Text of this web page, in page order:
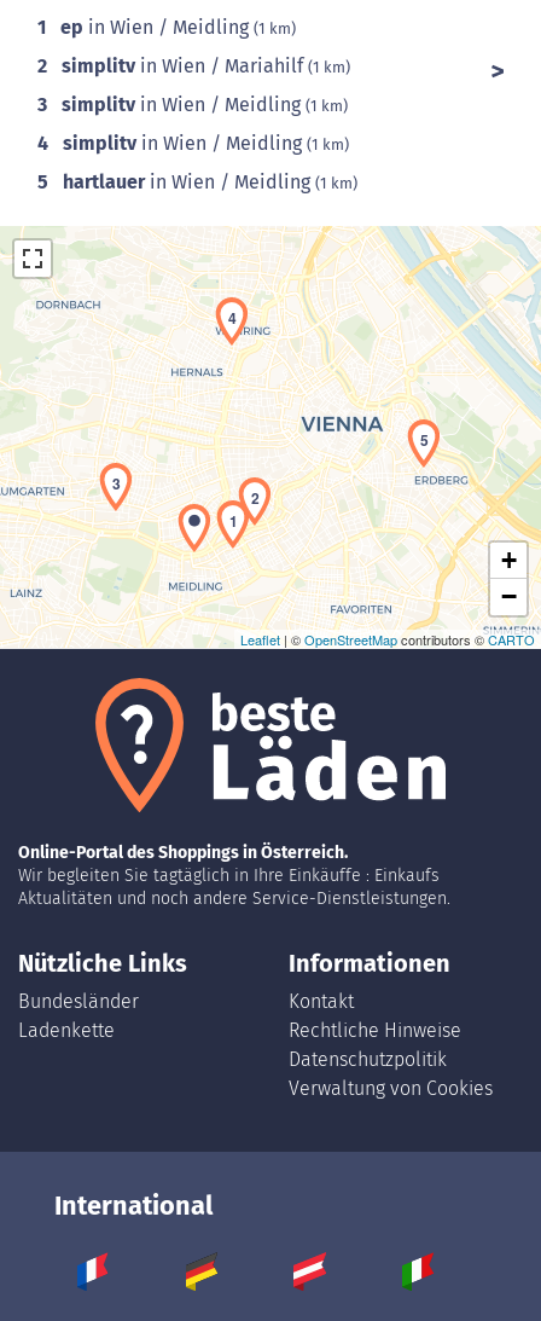
1 ep in Wien / Meidling (1 km)
2 simplitvin Wien / Mariahilf(1 km)
3 simplitvin Wien / Meidling (1 km)
4 simplitvin Wien / Meidling (1 km)
5 hartlauerin Wien / Meidling (1 km)
Laden der Karte...
1
2
3
4
5
+
−
Leaflet | ©OpenStreetMapcontributors ©CARTO
Online-Portal des Shoppings in Österreich.
Wir begleiten Sie tagtäglich in Ihre Einkäuffe : Einkaufs
Aktualitäten und noch andere Service-Dienstleistungen.
Nützliche Links
Bundesländer
Ladenkette
Informationen
Kontakt
Rechtliche Hinweise
Datenschutzpolitik
Verwaltung von Cookies
International